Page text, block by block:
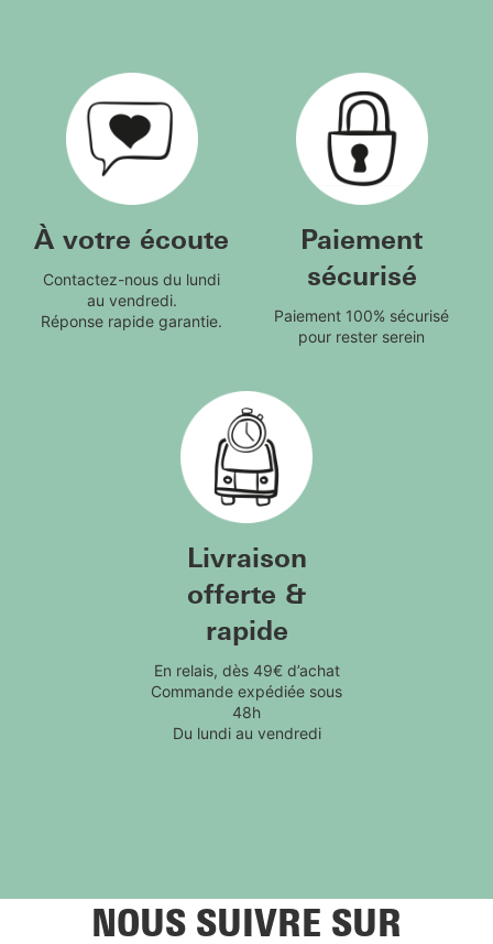
À votre écoute
Contactez-nous du lundi
au vendredi.
Réponse rapide garantie.
Paiement
sécurisé
Paiement 100% sécurisé
pour rester serein
Livraison
offerte &
rapide
En relais, dès 49€ d’achat
Commande expédiée sous
48h
Du lundi au vendredi
NOUS SUIVRE SUR